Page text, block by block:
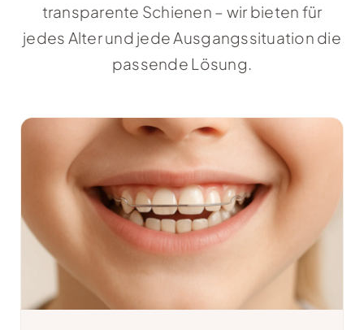
transparente Schienen – wir bieten für
jedes Alter und jede Ausgangssituation die
passende Lösung.